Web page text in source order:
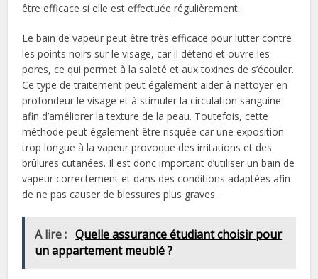
être efficace si elle est effectuée régulièrement.
Le bain de vapeur peut être très efficace pour lutter contre
les points noirs sur le visage, car il détend et ouvre les
pores, ce qui permet à la saleté et aux toxines de s’écouler.
Ce type de traitement peut également aider à nettoyer en
profondeur le visage et à stimuler la circulation sanguine
afin d’améliorer la texture de la peau. Toutefois, cette
méthode peut également être risquée car une exposition
trop longue à la vapeur provoque des irritations et des
brûlures cutanées. Il est donc important d’utiliser un bain de
vapeur correctement et dans des conditions adaptées afin
de ne pas causer de blessures plus graves.
A lire : Quelle assurance étudiant choisir pour
un appartement meublé ?